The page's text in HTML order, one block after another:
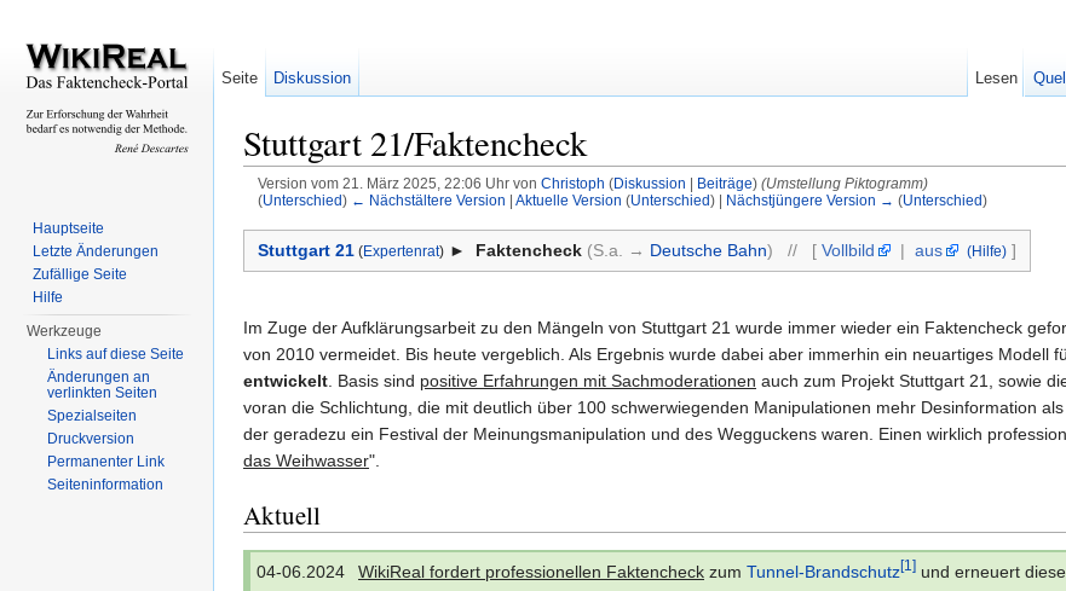
Stuttgart 21/Faktencheck
Version vom 21. März 2025, 22:06 Uhr von Christoph (Diskussion Beiträge) (Umstellung Piktogramm)
(Unterschied) ← Nächstältere Version Aktuelle Version (Unterschied) | Nächstjüngere Version → (Unterschied)
Stuttgart 21 (Expertenrat) ► Faktencheck (S.a. → Deutsche Bahn) // [Vollbild |aus (Hilfe) ]
Im Zuge der Aufklärungsarbeit zu den Mängeln von Stuttgart 21 wurde immer wieder ein Faktencheck
von 2010 vermeidet. Bis heute vergeblich. Als Ergebnis wurde dabei aber immerhin ein neuartiges Modell
entwickelt . Basis sind positive Erfahrungen mit Sachmoderationen auch zum Projekt Stuttgart 21, sowie
voran die Schlichtung, die mit deutlich über 100 schwerwiegenden Manipulationen mehr Desinformation
der geradezu ein Festival der Meinungsmanipulation und des Wegguckens waren. Einen wirklich
das Weihwasser".
Aktuell
04-06.2024 WikiReal fordert professionellen Faktencheck zum Tunnel-Brandschutz[1] und erneuert
Seite Diskussion Lesen
Hauptseite
Letzte Änderungen
Zufällige Seite
Hilfe
Werkzeuge
Links auf diese Seite
Änderungen an
verlinkten Seiten
Spezialseiten
Druckversion
Permanenter Link
Seiteninformation